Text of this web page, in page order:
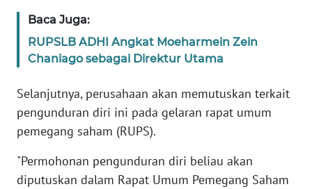
Baca Juga:
RUPSLB ADHI Angkat Moeharmein Zein
Chaniago sebagai Direktur Utama
Selanjutnya, perusahaan akan memutuskan terkait
pengunduran diri ini pada gelaran rapat umum
pemegang saham (RUPS).
"Permohonan pengunduran diri beliau akan
diputuskan dalam Rapat Umum Pemegang Saham
KARIR
DISCLAIMER
Wahana
News
Regional
SUMUT